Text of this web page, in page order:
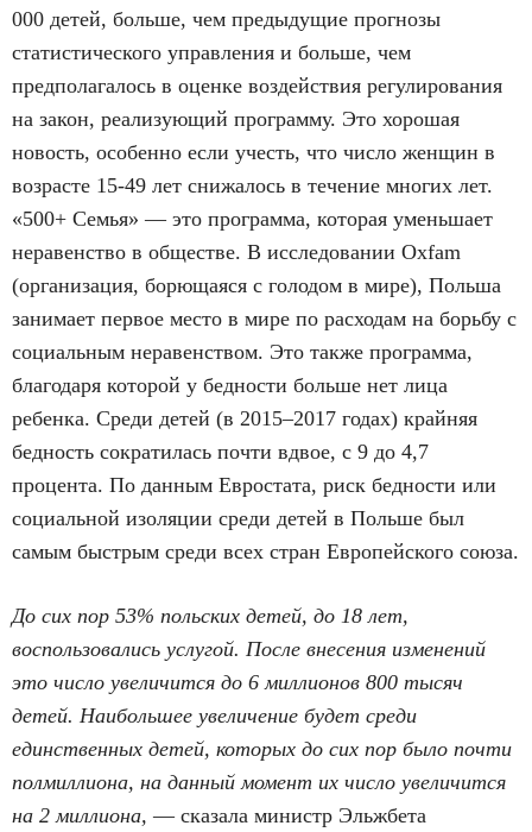
000 детей, больше, чем предыдущие прогнозы
статистического управления и больше, чем
предполагалось в оценке воздействия регулирования
на закон, реализующий программу. Это хорошая
новость, особенно если учесть, что число женщин в
возрасте 15-49 лет снижалось в течение многих лет.
«500+ Семья» — это программа, которая уменьшает
неравенство в обществе. В исследовании Oxfam
(организация, борющаяся с голодом в мире), Польша
занимает первое место в мире по расходам на борьбу с
социальным неравенством. Это также программа,
благодаря которой у бедности больше нет лица
ребенка. Среди детей (в 2015–2017 годах) крайняя
бедность сократилась почти вдвое, с 9 до 4,7
процента. По данным Евростата, риск бедности или
социальной изоляции среди детей в Польше был
самым быстрым среди всех стран Европейского союза.
До сих пор 53% польских детей, до 18 лет,
воспользовались услугой. После внесения изменений
это число увеличится до 6 миллионов 800 тысяч
детей. Наибольшее увеличение будет среди
единственных детей, которых до сих пор было почти
полмиллиона, на данный момент их число увеличится
на 2 миллиона, — сказала министр Эльжбета